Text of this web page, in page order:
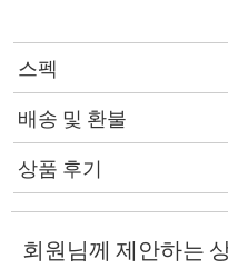
스펙
배송 및 환불
상품 후기
회원님께 제안하는